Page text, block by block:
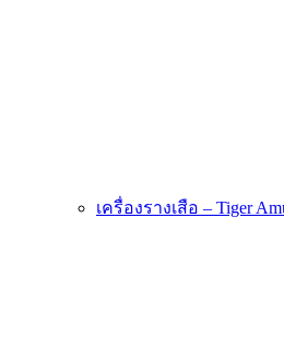
เครื่องรางเสือ – Tiger